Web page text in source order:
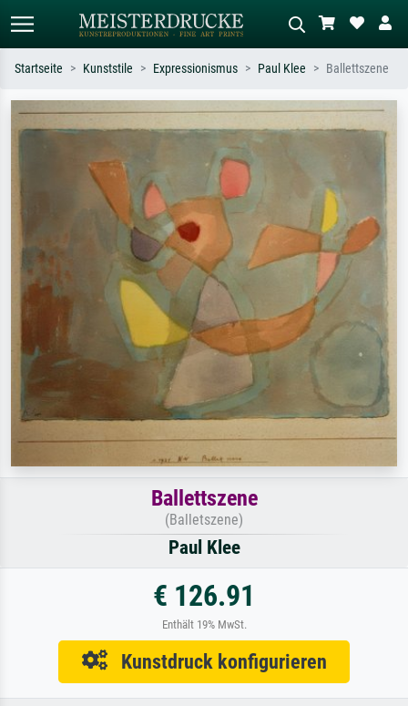
Standardsuche KI-Bildersuche
Suchen Sie nach Künstlern, Werktiteln
Sternennacht, Impressionismus, Welle
Hokusai, Akt.
Beschreiben Sie die Szene – z.B. Grüne
Wiese, Abstrakt mit viel Rot, Dunkles
Ölgemälde, Stehender Akt neben einem
Startseite Kunststile Expressionismus Paul Klee Ballettszene
Ballettszene
(Balletszene)
Paul Klee
€ 126.91
Enthält 19% MwSt.
Kunstdruck konfigurieren